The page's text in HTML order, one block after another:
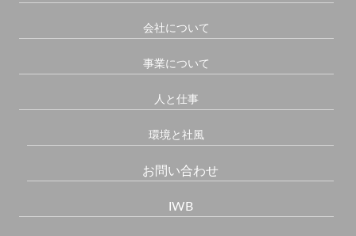
会社について
事業について
人と仕事
環境と社風
お問い合わせ
IWB